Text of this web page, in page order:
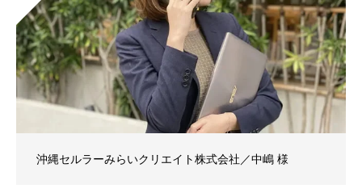
沖縄セルラーみらいクリエイト株式会社／中嶋 様